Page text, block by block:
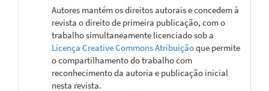
Autores mantém os direitos autorais e concedem à
revista o direito de primeira publicação, com o
trabalho simultaneamente licenciado sob a
Licença Creative Commons Atribuiçãoque permite
o compartilhamento do trabalho com
reconhecimento da autoria e publicação inicial
nesta revista.